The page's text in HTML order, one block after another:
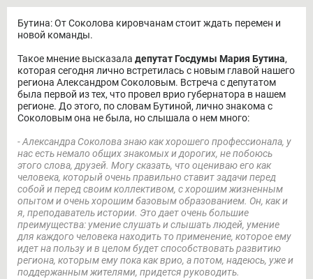
Бутина: От Соколова кировчанам стоит ждать перемен и
новой команды.
Такое мнение высказала депутат Госдумы Мария Бутина,
которая сегодня лично встретилась с новым главой нашего
региона Александром Соколовым. Встреча с депутатом
была первой из тех, что провел врио губернатора в нашем
регионе. До этого, по словам Бутиной, лично знакома с
Соколовым она не была, но слышала о нем много:
- Александра Соколова знаю как хорошего профессионала, у
нас есть немало общих знакомых и дорогих, не побоюсь
этого слова, друзей. Могу сказать, что оцениваю его как
человека, который очень правильно ставит задачи перед
собой и перед своим коллективом, с хорошим жизненным
опытом и очень хорошим базовым образованием. Он, как и
я, преподаватель истории. Это дает очень большие
преимущества: умение слушать и слышать людей, умение
для каждого человека находить то применение, которое ему
идет на пользу и в целом будет способствовать развитию
региона, которым ему пока как врио, а потом, надеюсь, уже и
поддержанным жителями, придется руководить.